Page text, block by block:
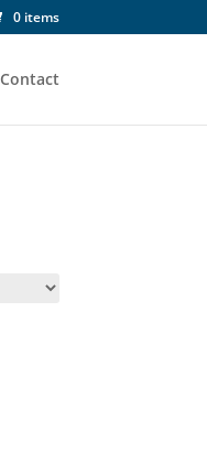
0 items
Contact